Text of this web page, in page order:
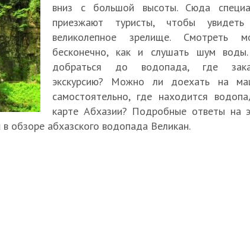
вниз с большой высоты. Сюда
приезжают туристы, чтобы
великолепное зрелище. Смотреть
бесконечно, как и слушать шум
добраться до водопада, где
экскурсию? Можно ли доехать на
самостоятельно, где находится
карте Абхазии? Подробные ответы на
обзоре абхазского водопада Великан.